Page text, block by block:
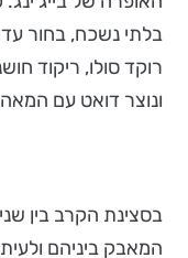
בלתי נשכח, בחור
רוקד סולו, ריקוד
ונוצר דואט עם
בסצינת הקרב בין
המאבק ביניהם